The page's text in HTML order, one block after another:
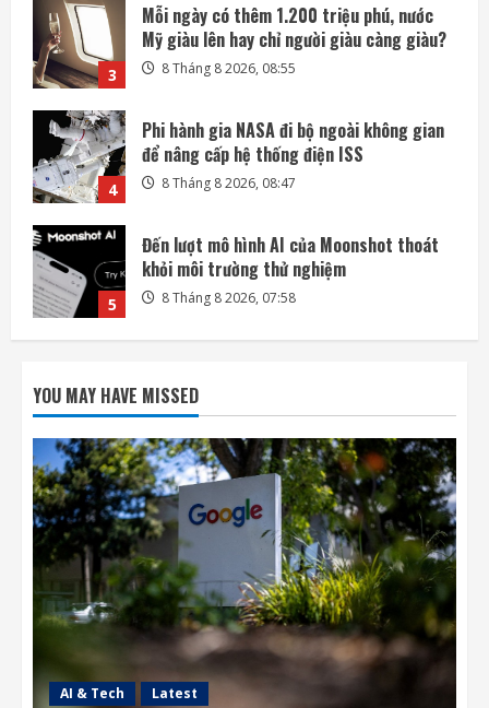
4
Phi hành gia NASA đi bộ ngoài không gian
để nâng cấp hệ thống điện ISS
8 Tháng 8 2026, 08:47
5
Đến lượt mô hình AI của Moonshot thoát
khỏi môi trường thử nghiệm
8 Tháng 8 2026, 07:58
1
Google thua kiện vụ phạt chống độc quyền
4,1 tỷ euro của EU
9 Tháng 8 2026, 08:46
2
rộng Amazon Leo lên quỹ đạo
9 Tháng 8 2026, 08:43
3
Mỗi ngày có thêm 1.200 triệu phú, nước
Mỹ giàu lên hay chỉ người giàu càng giàu?
8 Tháng 8 2026, 08:55
4
Phi hành gia NASA đi bộ ngoài không gian
để nâng cấp hệ thống điện ISS
8 Tháng 8 2026, 08:47
YOU MAY HAVE MISSED
AI & Tech Latest